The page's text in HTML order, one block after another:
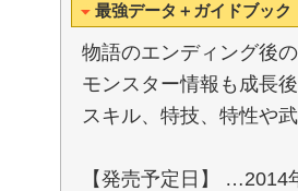
最強データ＋ガイドブック
物語のエンディング後
モンスター情報も成長
スキル、特技、特性や
【発売予定日】 …2014